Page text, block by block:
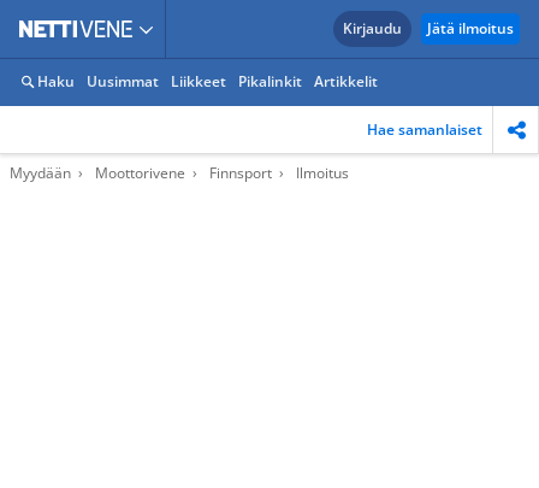
Kirjaudu Jätä ilmoitus
Haku Uusimmat Liikkeet Pikalinkit Artikkelit
Hae samanlaiset
Myydään Moottorivene Finnsport Ilmoitus